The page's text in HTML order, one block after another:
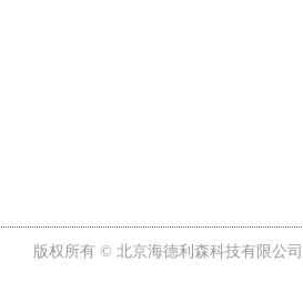
版权所有 © 北京海德利森科技有限公司